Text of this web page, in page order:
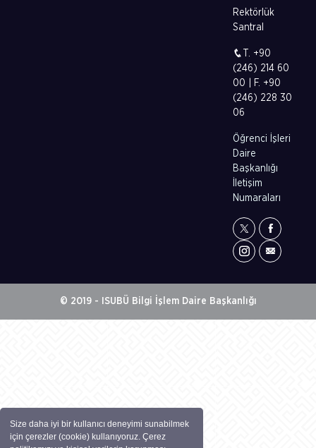
Size daha iyi bir kullanıcı deneyimi sunabilmek
için çerezler (cookie) kullanıyoruz. Çerez
Rektörlük
Santral
T. +90
(246) 214 60
00 | F. +90
(246) 228 30
06
Öğrenci İşleri
Daire
Başkanlığı
İletişim
Numaraları
© 2019 - ISUBÜ Bilgi İşlem Daire Başkanlığı